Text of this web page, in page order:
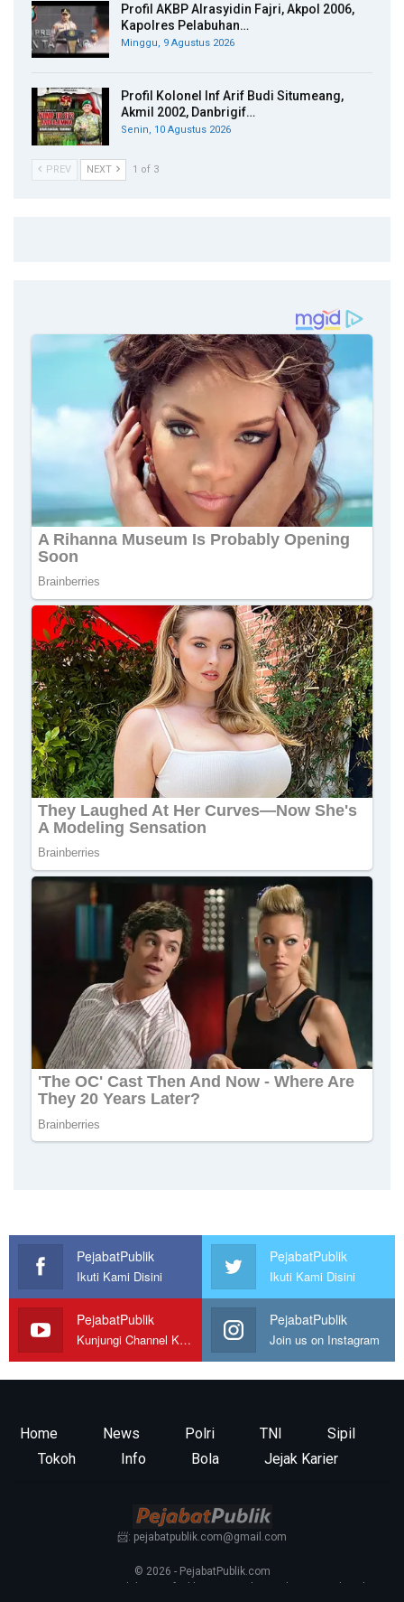
Profil AKBP Alrasyidin Fajri, Akpol 2006,
Kapolres Pelabuhan…
Minggu, 9 Agustus 2026
Profil Kolonel Inf Arif Budi Situmeang,
Akmil 2002, Danbrigif…
Senin, 10 Agustus 2026
PREV NEXT 1 of 3
PejabatPublik
Ikuti Kami Disini
PejabatPublik
Ikuti Kami Disini
PejabatPublik
Kunjungi Channel Kami
PejabatPublik
Join us on Instagram
Home News Polri TNI
Sipil
Tokoh
Info Bola Jejak Karier
📨: pejabatpublik.com@gmail.com
© 2026 - PejabatPublik.com